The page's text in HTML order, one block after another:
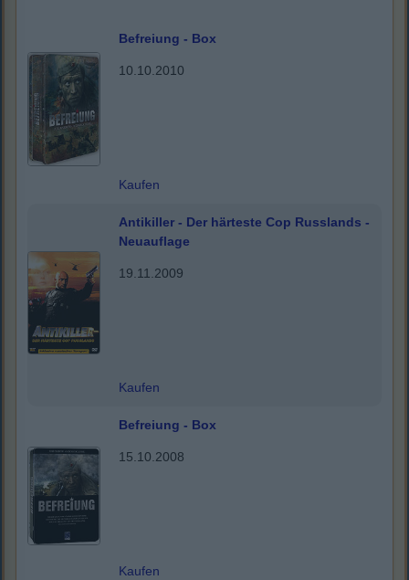
Befreiung - Box
10.10.2010
Kaufen
Antikiller - Der härteste Cop Russlands -
Neuauflage
19.11.2009
Kaufen
Befreiung - Box
15.10.2008
Kaufen